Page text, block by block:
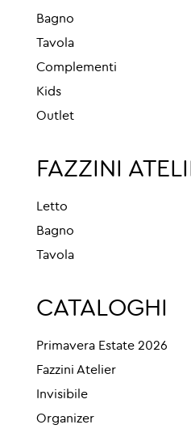
Bagno
Tavola
Complementi
Kids
Outlet
FAZZINI
Letto
Bagno
Tavola
CATALOGHI
Primavera Estate 2026
Fazzini Atelier
Invisibile
Organizer